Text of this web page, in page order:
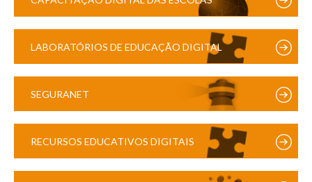
LABORATÓRIOS DE EDUCAÇÃO DIGITAL
SEGURANET
RECURSOS EDUCATIVOS DIGITAIS